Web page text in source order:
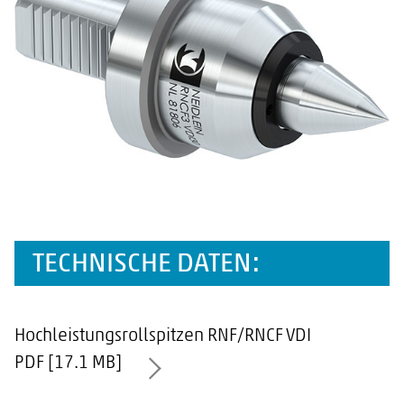
TECHNISCHE DATEN:
Hochleistungsrollspitzen RNF/RNCF VDI
PDF [17.1 MB]